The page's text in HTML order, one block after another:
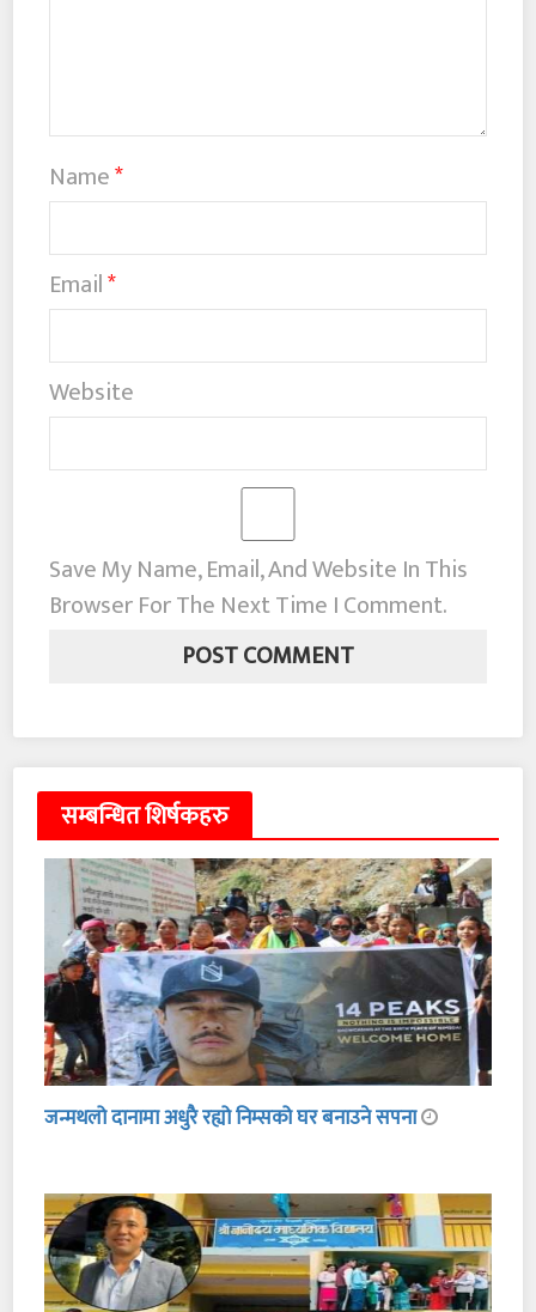
Name*
Email*
Website
Save My Name, Email, And Website In This
Browser For The Next Time I Comment.
सम्बन्धित शिर्षकहरु
जन्मथलो दानामा अधुरै रह्यो निम्सको घर बनाउने सपना